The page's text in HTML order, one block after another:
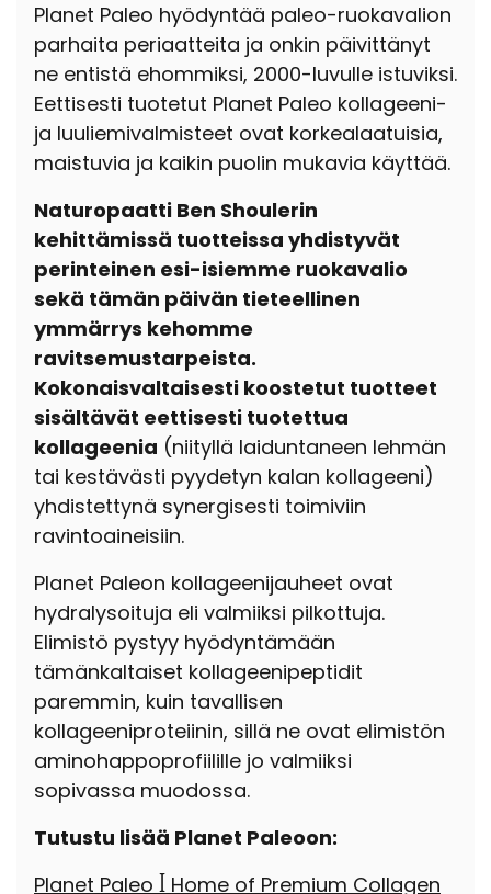
Planet Paleo hyödyntää paleo-ruokavalion
parhaita periaatteita ja onkin päivittänyt
ne entistä ehommiksi, 2000-luvulle istuviksi.
Eettisesti tuotetut Planet Paleo kollageeni-
ja luuliemivalmisteet ovat korkealaatuisia,
maistuvia ja kaikin puolin mukavia käyttää.
Naturopaatti Ben Shoulerin
kehittämissä tuotteissa yhdistyvät
perinteinen esi-isiemme ruokavalio
sekä tämän päivän tieteellinen
ymmärrys kehomme
ravitsemustarpeista.
Kokonaisvaltaisesti koostetut tuotteet
sisältävät eettisesti tuotettua
kollageenia (niityllä laiduntaneen lehmän
tai kestävästi pyydetyn kalan kollageeni)
yhdistettynä synergisesti toimiviin
ravintoaineisiin.
Planet Paleon kollageenijauheet ovat
hydralysoituja eli valmiiksi pilkottuja.
Elimistö pystyy hyödyntämään
tämänkaltaiset kollageenipeptidit
paremmin, kuin tavallisen
kollageeniproteiinin, sillä ne ovat elimistön
aminohappoprofiilille jo valmiiksi
sopivassa muodossa.
Tutustu lisää Planet Paleoon:
Planet Paleo ꟾ Home of Premium Collagen